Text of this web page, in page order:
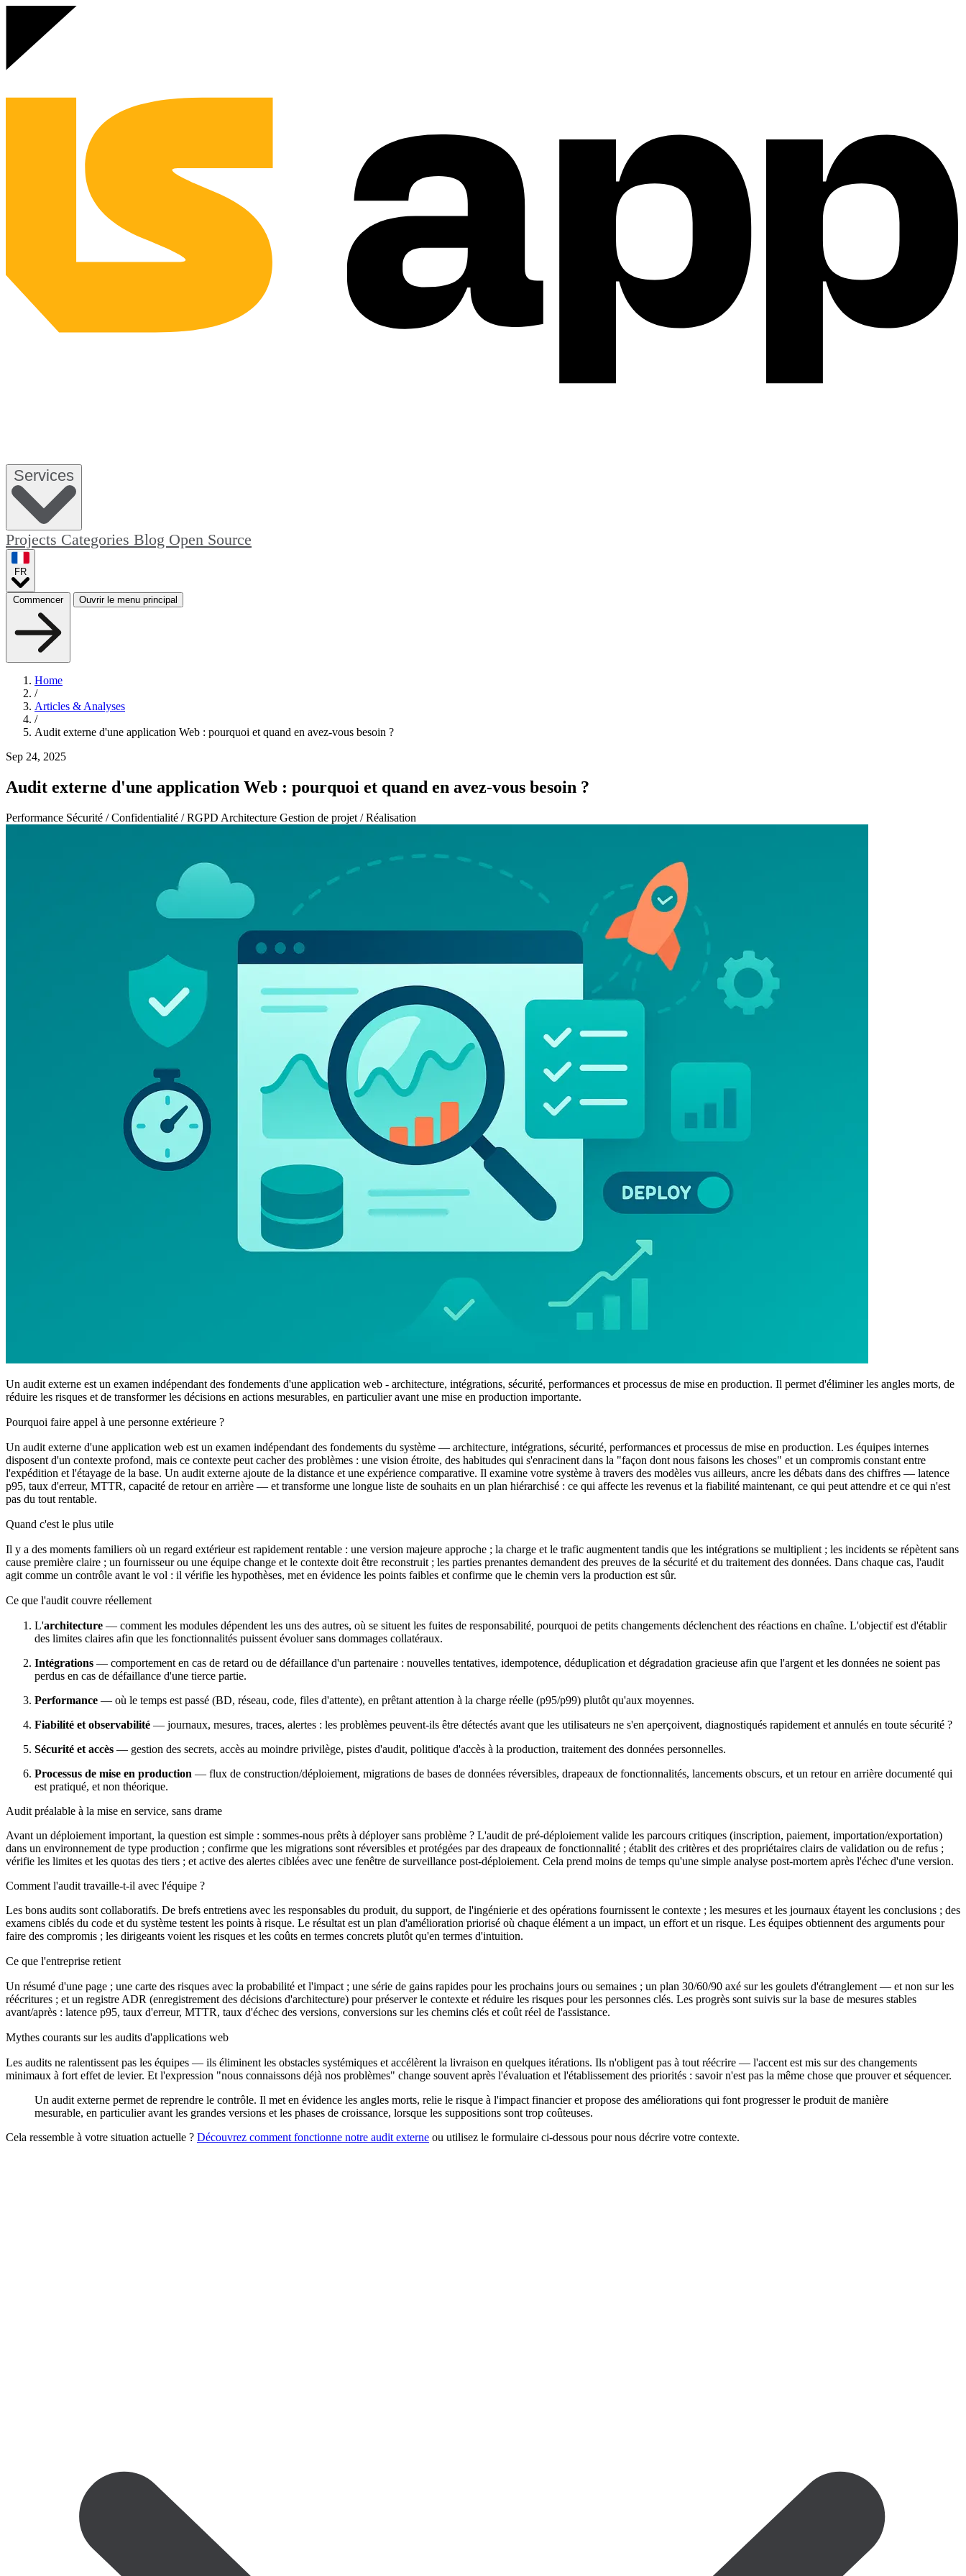
Services
Projects Categories Blog Open Source
FR
Commencer Ouvrir le menu principal
Home
/
Articles & Analyses
/
Audit externe d'une application Web : pourquoi et quand en avez-vous besoin ?
Sep 24, 2025
Audit externe d'une application Web : pourquoi et quand en avez-vous besoin ?
Performance Sécurité / Confidentialité / RGPD Architecture Gestion de projet / Réalisation
Un audit externe est un examen indépendant des fondements d'une application web - architecture, intégrations, sécurité, performances et processus de mise en production. Il permet d'éliminer les angles morts, de
réduire les risques et de transformer les décisions en actions mesurables, en particulier avant une mise en production importante.
Pourquoi faire appel à une personne extérieure ?
Un audit externe d'une application web est un examen indépendant des fondements du système — architecture, intégrations, sécurité, performances et processus de mise en production. Les équipes internes
disposent d'un contexte profond, mais ce contexte peut cacher des problèmes : une vision étroite, des habitudes qui s'enracinent dans la "façon dont nous faisons les choses" et un compromis constant entre
l'expédition et l'étayage de la base. Un audit externe ajoute de la distance et une expérience comparative. Il examine votre système à travers des modèles vus ailleurs, ancre les débats dans des chiffres — latence
p95, taux d'erreur, MTTR, capacité de retour en arrière — et transforme une longue liste de souhaits en un plan hiérarchisé : ce qui affecte les revenus et la fiabilité maintenant, ce qui peut attendre et ce qui n'est
pas du tout rentable.
Quand c'est le plus utile
Il y a des moments familiers où un regard extérieur est rapidement rentable : une version majeure approche ; la charge et le trafic augmentent tandis que les intégrations se multiplient ; les incidents se répètent sans
cause première claire ; un fournisseur ou une équipe change et le contexte doit être reconstruit ; les parties prenantes demandent des preuves de la sécurité et du traitement des données. Dans chaque cas, l'audit
agit comme un contrôle avant le vol : il vérifie les hypothèses, met en évidence les points faibles et confirme que le chemin vers la production est sûr.
Ce que l'audit couvre réellement
L'architecture — comment les modules dépendent les uns des autres, où se situent les fuites de responsabilité, pourquoi de petits changements déclenchent des réactions en chaîne. L'objectif est d'établir
des limites claires afin que les fonctionnalités puissent évoluer sans dommages collatéraux.
Intégrations — comportement en cas de retard ou de défaillance d'un partenaire : nouvelles tentatives, idempotence, déduplication et dégradation gracieuse afin que l'argent et les données ne soient pas
perdus en cas de défaillance d'une tierce partie.
Performance — où le temps est passé (BD, réseau, code, files d'attente), en prêtant attention à la charge réelle (p95/p99) plutôt qu'aux moyennes.
Fiabilité et observabilité — journaux, mesures, traces, alertes : les problèmes peuvent-ils être détectés avant que les utilisateurs ne s'en aperçoivent, diagnostiqués rapidement et annulés en toute sécurité ?
Sécurité et accès — gestion des secrets, accès au moindre privilège, pistes d'audit, politique d'accès à la production, traitement des données personnelles.
Processus de mise en production — flux de construction/déploiement, migrations de bases de données réversibles, drapeaux de fonctionnalités, lancements obscurs, et un retour en arrière documenté qui
est pratiqué, et non théorique.
Audit préalable à la mise en service, sans drame
Avant un déploiement important, la question est simple : sommes-nous prêts à déployer sans problème ? L'audit de pré-déploiement valide les parcours critiques (inscription, paiement, importation/exportation)
dans un environnement de type production ; confirme que les migrations sont réversibles et protégées par des drapeaux de fonctionnalité ; établit des critères et des propriétaires clairs de validation ou de refus ;
vérifie les limites et les quotas des tiers ; et active des alertes ciblées avec une fenêtre de surveillance post-déploiement. Cela prend moins de temps qu'une simple analyse post-mortem après l'échec d'une version.
Comment l'audit travaille-t-il avec l'équipe ?
Les bons audits sont collaboratifs. De brefs entretiens avec les responsables du produit, du support, de l'ingénierie et des opérations fournissent le contexte ; les mesures et les journaux étayent les conclusions ; des
examens ciblés du code et du système testent les points à risque. Le résultat est un plan d'amélioration priorisé où chaque élément a un impact, un effort et un risque. Les équipes obtiennent des arguments pour
faire des compromis ; les dirigeants voient les risques et les coûts en termes concrets plutôt qu'en termes d'intuition.
Ce que l'entreprise retient
Un résumé d'une page ; une carte des risques avec la probabilité et l'impact ; une série de gains rapides pour les prochains jours ou semaines ; un plan 30/60/90 axé sur les goulets d'étranglement — et non sur les
réécritures ; et un registre ADR (enregistrement des décisions d'architecture) pour préserver le contexte et réduire les risques pour les personnes clés. Les progrès sont suivis sur la base de mesures stables
avant/après : latence p95, taux d'erreur, MTTR, taux d'échec des versions, conversions sur les chemins clés et coût réel de l'assistance.
Mythes courants sur les audits d'applications web
Les audits ne ralentissent pas les équipes — ils éliminent les obstacles systémiques et accélèrent la livraison en quelques itérations. Ils n'obligent pas à tout réécrire — l'accent est mis sur des changements
minimaux à fort effet de levier. Et l'expression "nous connaissons déjà nos problèmes" change souvent après l'évaluation et l'établissement des priorités : savoir n'est pas la même chose que prouver et séquencer.
Un audit externe permet de reprendre le contrôle. Il met en évidence les angles morts, relie le risque à l'impact financier et propose des améliorations qui font progresser le produit de manière
mesurable, en particulier avant les grandes versions et les phases de croissance, lorsque les suppositions sont trop coûteuses.
Cela ressemble à votre situation actuelle ? Découvrez comment fonctionne notre audit externe ou utilisez le formulaire ci-dessous pour nous décrire votre contexte.